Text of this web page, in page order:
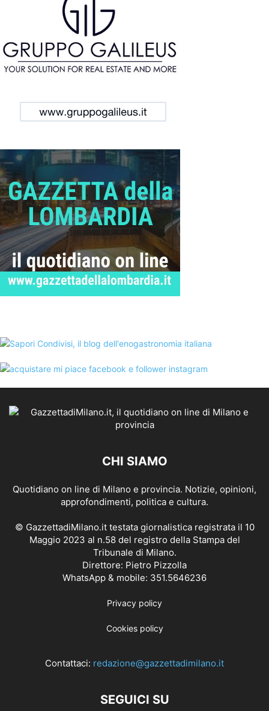
CHI SIAMO
Quotidiano on line di Milano e provincia. Notizie, opinioni,
approfondimenti, politica e cultura.
© GazzettadiMilano.it testata giornalistica registrata il 10
Maggio 2023 al n.58 del registro della Stampa del
Tribunale di Milano.
Direttore: Pietro Pizzolla
WhatsApp & mobile: 351.5646236
Privacy policy
Cookies policy
Contattaci: redazione@gazzettadimilano.it
SEGUICI SU